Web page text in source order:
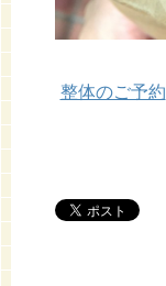
整体のご予約